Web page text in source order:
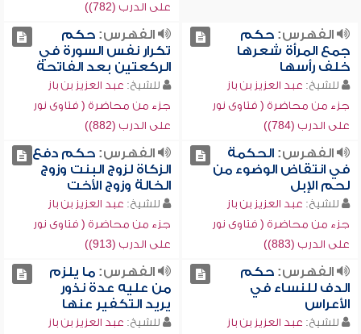
على الدرب (782))
الفهرس:حكم
جمع المرأة شعرها
خلف رأسها
للشيخ: عبد العزيز بن باز
جزء من محاضرة ( فتاوى نور
على الدرب (784))
الفهرس:حكم
تكرار نفس السورة في
الركعتين بعد الفاتحة
للشيخ: عبد العزيز بن باز
جزء من محاضرة ( فتاوى نور
على الدرب (882))
الفهرس:الحكمة
في انتقاض الوضوء من
لحم الإبل
للشيخ: عبد العزيز بن باز
جزء من محاضرة ( فتاوى نور
على الدرب (883))
الفهرس:حكم دفع
الزكاة لزوج البنت وزوج
الخالة وزوج الأخت
للشيخ: عبد العزيز بن باز
جزء من محاضرة ( فتاوى نور
على الدرب (913))
الفهرس:حكم
الدف للنساء في
الأعراس
للشيخ: عبد العزيز بن باز
الفهرس:ما يلزم
من عليه عدة نذور
يريد التكفير عنها
للشيخ: عبد العزيز بن باز